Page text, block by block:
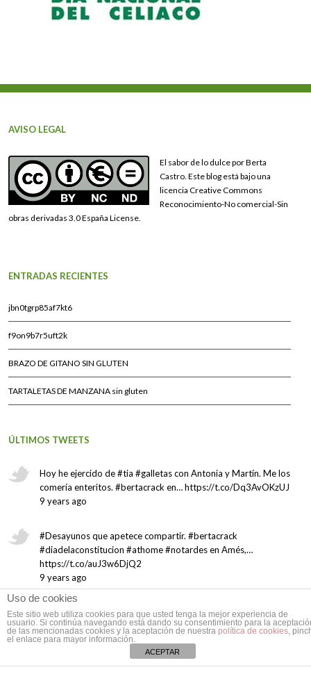
AVISO LEGAL
El sabor de lo dulce por Berta
Castro. Este blog está bajo una
licencia Creative Commons
Reconocimiento-No comercial-Sin
obras derivadas 3.0 España License.
ENTRADAS RECIENTES
jbn0tgrp85af7kt6
f9on9b7r5uft2k
BRAZO DE GITANO SIN GLUTEN
TARTALETAS DE MANZANA sin gluten
ÚLTIMOS TWEETS
Hoy he ejercido de #tia #galletas con Antonia y Martín. Me los
comería enteritos. #bertacrack en… https://t.co/Dq3AvOKzUJ
9 years ago
#Desayunos que apetece compartir. #bertacrack
#diadelaconstitucion #athome #notardes en Amés,…
https://t.co/auJ3w6DjQ2
9 years ago
Uso de cookies
Este sitio web utiliza cookies para que usted tenga la mejor experiencia de
usuario. Si continúa navegando está dando su consentimiento para la
de las mencionadas cookies y la aceptación de nuestra política de cookies,
el enlace para mayor información.
ACEPTAR